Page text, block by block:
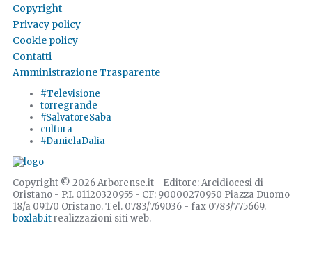
Copyright
Privacy policy
Cookie policy
Contatti
Amministrazione Trasparente
#Televisione
torregrande
#SalvatoreSaba
cultura
#DanielaDalia
Copyright © 2026 Arborense.it - Editore: Arcidiocesi di
Oristano - P.I. 01120320955 - CF: 90000270950 Piazza Duomo
18/a 09170 Oristano. Tel. 0783/769036 - fax 0783/775669.
boxlab.itrealizzazioni siti web.